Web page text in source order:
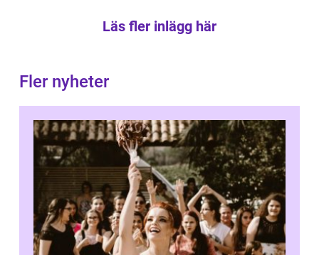
Läs fler inlägg här
Fler nyheter